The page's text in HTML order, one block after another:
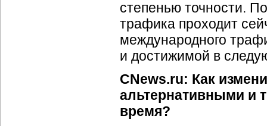
степенью точности.
трафика проходит
международного
и достижимой в
CNews.ru: Как
альтернативными и
время?